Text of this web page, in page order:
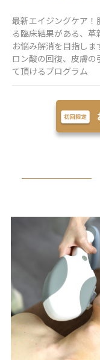
最新エイジングケア
る臨床結果がある、
お悩み解消を目指し
ロン酸の回復、皮膚
て頂けるプログラム